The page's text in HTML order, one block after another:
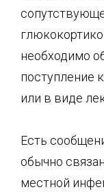
необходимо
поступление
или в виде
Есть
обычно
местной